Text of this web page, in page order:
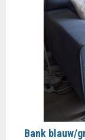
Bank blauw/